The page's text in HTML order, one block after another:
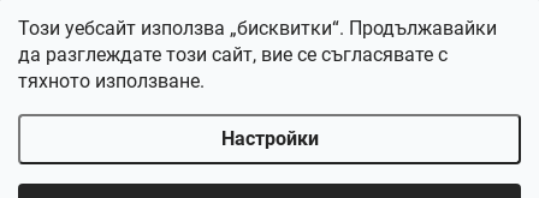
Този уебсайт използва „бисквитки“. Продължавайки
да разглеждате този сайт, вие се съгласявате с
тяхното използване.
Настройки
BeGadget.ro
BeGadget.pl BeGadget.hr BeGadget.si
Авторско право 2026Begadget.bg. Всички права запазени.